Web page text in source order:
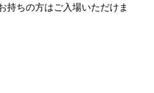
持ちの方はご入場いただけま